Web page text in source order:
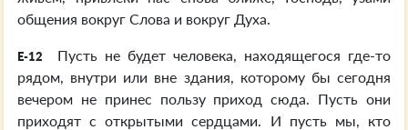
общения вокруг Слова и вокруг Духа.
E-12
Пусть не будет человека, находящегося где-то
рядом, внутри или вне здания, которому бы сегодня
вечером не принес пользу приход сюда. Пусть они
приходят с открытыми сердцами. И пусть мы, кто